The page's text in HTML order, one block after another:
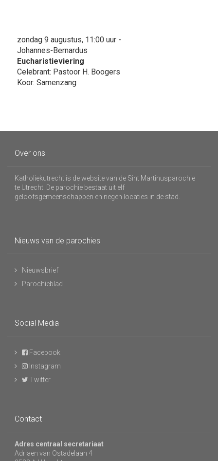
zondag 9 augustus, 11:00 uur -
Johannes-Bernardus
Eucharistieviering
Celebrant: Pastoor H. Boogers
Koor: Samenzang
Over ons
Katholiekutrecht is de website van de Sint Martinusparochie
te Utrecht. De parochie bestaat uit elf
geloofsgemeenschappen en negen locaties in de stad.
Nieuws van de parochies
Nieuwsbrief
Parochieblad
Social Media
Facebook
Instagram
Twitter
Contact
Adres centraal secretariaat
Adriaen van Ostadelaan 4